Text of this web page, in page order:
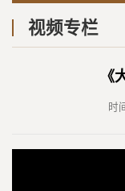
视频专栏
《
时